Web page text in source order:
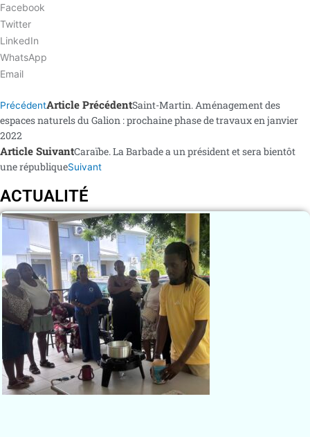
Facebook
Twitter
LinkedIn
WhatsApp
Email
PrécédentArticle PrécédentSaint-Martin. Aménagement des
espaces naturels du Galion : prochaine phase de travaux en janvier
2022
Article SuivantCaraïbe. La Barbade a un président et sera bientôt
une républiqueSuivant
ACTUALITÉ